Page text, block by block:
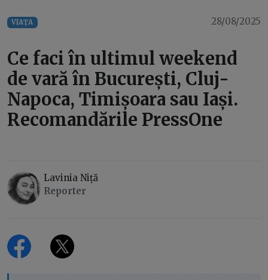
VIAȚA 28/08/2025
Ce faci în ultimul weekend
de vară în București, Cluj-
Napoca, Timișoara sau Iași.
Recomandările PressOne
Lavinia Niță
Reporter